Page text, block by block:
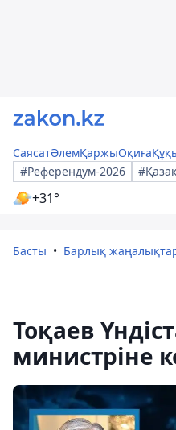
СаясатӘлемҚаржыОқиға
#Референдум-2026
+31°
Басты Барлық
Тоқаев
министріне